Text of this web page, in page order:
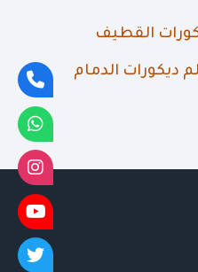
القطيف
ديكورات الدمام